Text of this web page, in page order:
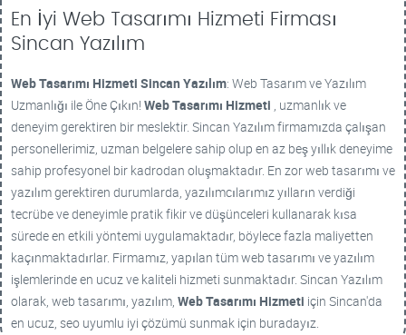
En İyi Web Tasarımı Hizmeti Firması
Sincan Yazılım
Web Tasarımı Hizmeti Sincan Yazılım: Web Tasarım ve Yazılım
Uzmanlığı ile Öne Çıkın! Web Tasarımı Hizmeti , uzmanlık ve
deneyim gerektiren bir meslektir. Sincan Yazılım firmamızda çalışan
personellerimiz, uzman belgelere sahip olup en az beş yıllık deneyime
sahip profesyonel bir kadrodan oluşmaktadır. En zor web tasarımı ve
yazılım gerektiren durumlarda, yazılımcılarımız yılların verdiği
tecrübe ve deneyimle pratik fikir ve düşünceleri kullanarak kısa
sürede en etkili yöntemi uygulamaktadır, böylece fazla maliyetten
kaçınmaktadırlar. Firmamız, yapılan tüm web tasarımı ve yazılım
işlemlerinde en ucuz ve kaliteli hizmeti sunmaktadır. Sincan Yazılım
olarak, web tasarımı, yazılım, Web Tasarımı Hizmeti için Sincan'da
en ucuz, seo uyumlu iyi çözümü sunmak için buradayız.